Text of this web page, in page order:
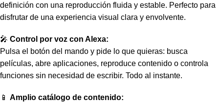
definición con una reproducción fluida y estable. Perfecto para
disfrutar de una experiencia visual clara y envolvente.
🎤 Control por voz con Alexa:
Pulsa el botón del mando y pide lo que quieras: busca
películas, abre aplicaciones, reproduce contenido o controla
funciones sin necesidad de escribir. Todo al instante.
📱 Amplio catálogo de contenido: